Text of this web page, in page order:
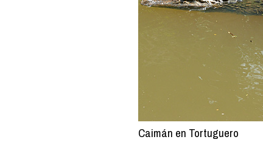
Caimán en Tortuguero